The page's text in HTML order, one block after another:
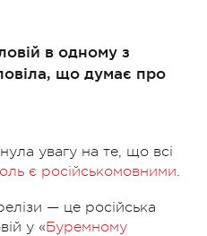
в одному з
що думає про
увагу на те, що всі
є російськомовними.
— це російська
у «Буремному